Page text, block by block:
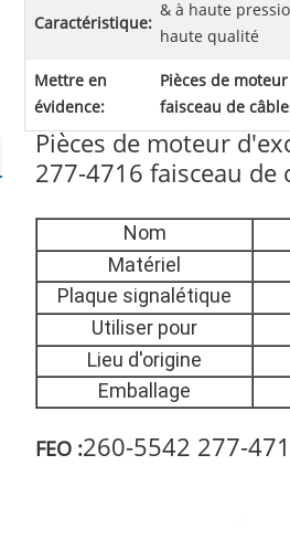
Caractéristique:
& à haute
haute qualité
Mettre en
évidence:
Pièces de
faisceau de
Pièces de moteur
277-4716 faisceau de
Nom
Matériel
Plaque signalétique
Utiliser pour
Lieu d'origine
Emballage
FEO :260-5542 277-